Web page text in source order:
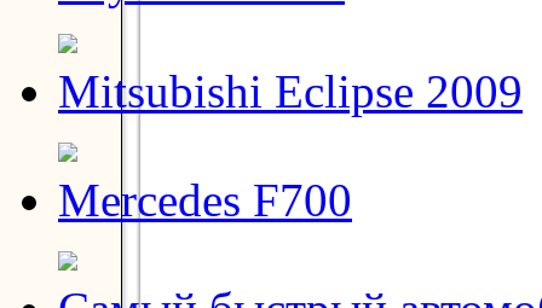
Mitsubishi Eclipse 2009
Mercedes F700